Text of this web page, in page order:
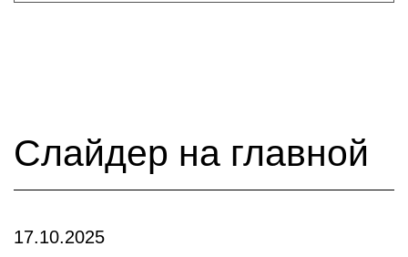
Слайдер на главной
17.10.2025